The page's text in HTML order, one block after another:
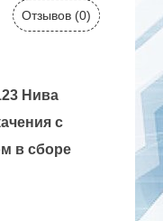
Отзывов (0)
Нива
с
в сборе